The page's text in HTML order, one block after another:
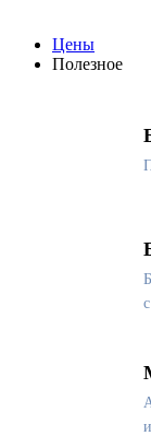
Цены
Полезное